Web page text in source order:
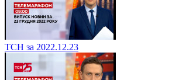
ТСН за 2022.12.23